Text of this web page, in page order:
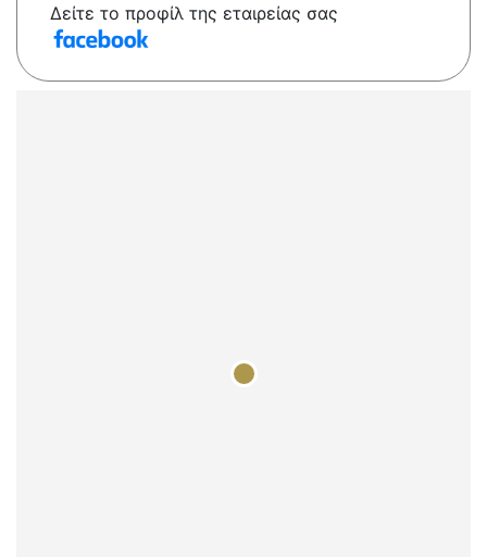
Δείτε το προφίλ της εταιρείας σας